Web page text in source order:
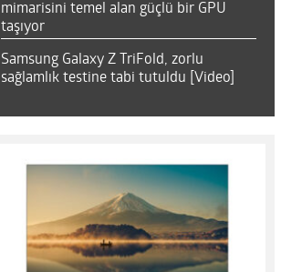
mimarisini temel alan güçlü bir GPU
taşıyor
Samsung Galaxy Z TriFold, zorlu
sağlamlık testine tabi tutuldu [Video]